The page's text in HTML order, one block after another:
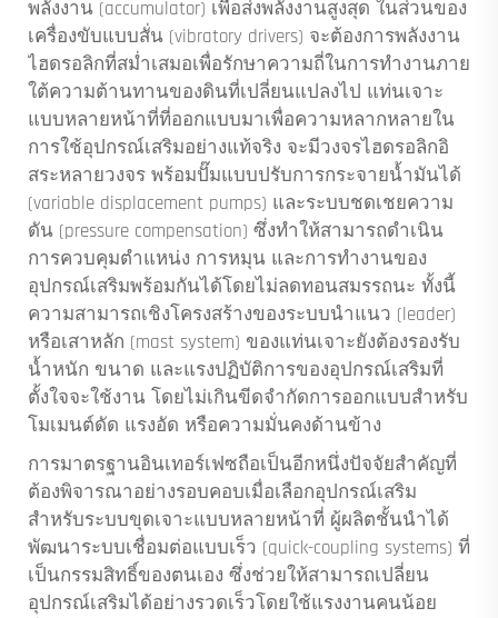
พลังงาน (accumulator) เพื่อส่งพลังงานสูงสุด ในส่วนของ
เครื่องขับแบบสั่น (vibratory drivers) จะต้องการพลังงาน
ไฮดรอลิกที่สม่ำเสมอเพื่อรักษาความถี่ในการทำงานภาย
ใต้ความต้านทานของดินที่เปลี่ยนแปลงไป แท่นเจาะ
แบบหลายหน้าที่ที่ออกแบบมาเพื่อความหลากหลายใน
การใช้อุปกรณ์เสริมอย่างแท้จริง จะมีวงจรไฮดรอลิกอิ
สระหลายวงจร พร้อมปั๊มแบบปรับการกระจายน้ำมันได้
(variable displacement pumps) และระบบชดเชยความ
ดัน (pressure compensation) ซึ่งทำให้สามารถดำเนิน
การควบคุมตำแหน่ง การหมุน และการทำงานของ
อุปกรณ์เสริมพร้อมกันได้โดยไม่ลดทอนสมรรถนะ ทั้งนี้
ความสามารถเชิงโครงสร้างของระบบนำแนว (leader)
หรือเสาหลัก (mast system) ของแท่นเจาะยังต้องรองรับ
น้ำหนัก ขนาด และแรงปฏิบัติการของอุปกรณ์เสริมที่
ตั้งใจจะใช้งาน โดยไม่เกินขีดจำกัดการออกแบบสำหรับ
โมเมนต์ดัด แรงอัด หรือความมั่นคงด้านข้าง
การมาตรฐานอินเทอร์เฟซถือเป็นอีกหนึ่งปัจจัยสำคัญที่
ต้องพิจารณาอย่างรอบคอบเมื่อเลือกอุปกรณ์เสริม
สำหรับระบบขุดเจาะแบบหลายหน้าที่ ผู้ผลิตชั้นนำได้
พัฒนาระบบเชื่อมต่อแบบเร็ว (quick-coupling systems) ที่
เป็นกรรมสิทธิ์ของตนเอง ซึ่งช่วยให้สามารถเปลี่ยน
อุปกรณ์เสริมได้อย่างรวดเร็วโดยใช้แรงงานคนน้อย